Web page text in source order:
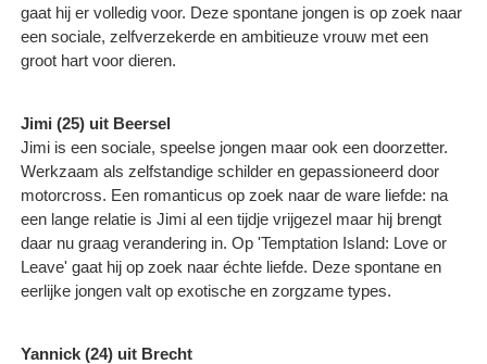
gaat hij er volledig voor. Deze spontane jongen is op zoek naar
een sociale, zelfverzekerde en ambitieuze vrouw met een
groot hart voor dieren.
Jimi (25) uit Beersel
Jimi is een sociale, speelse jongen maar ook een doorzetter.
Werkzaam als zelfstandige schilder en gepassioneerd door
motorcross. Een romanticus op zoek naar de ware liefde: na
een lange relatie is Jimi al een tijdje vrijgezel maar hij brengt
daar nu graag verandering in. Op 'Temptation Island: Love or
Leave' gaat hij op zoek naar échte liefde. Deze spontane en
eerlijke jongen valt op exotische en zorgzame types.
Yannick (24) uit Brecht